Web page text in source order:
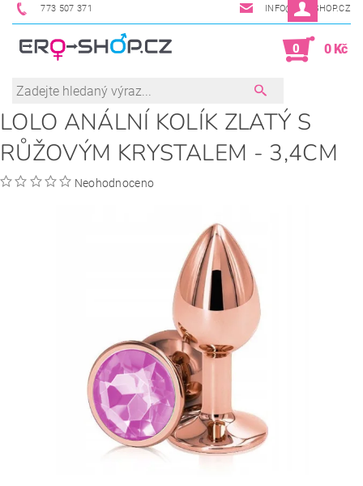
773 507 371 INFO@ERO-SHOP.CZ
0 0 Kč
LOLO ANÁLNÍ KOLÍK ZLATÝ S
RŮŽOVÝM KRYSTALEM - 3,4CM
Neohodnoceno